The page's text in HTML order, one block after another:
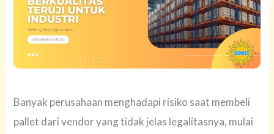
Banyak perusahaan menghadapi risiko saat membeli
pallet dari vendor yang tidak jelas legalitasnya, mulai